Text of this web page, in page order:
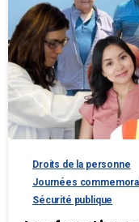
Droits de la personne
Journées
Sécurité publique